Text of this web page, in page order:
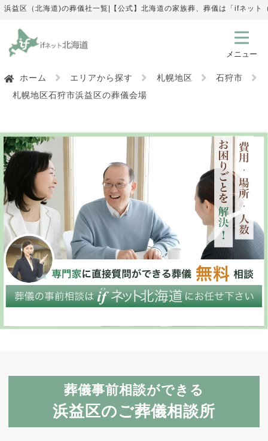
浜益区（北海道)の葬儀社一覧|【公式】北海道の家族葬、葬儀は「ifネッ
ホーム エリアから探す 札幌地区
石狩市
札幌地区石狩市浜益区の葬儀会場
葬儀事前相談ができる
浜益区のご葬儀相談所